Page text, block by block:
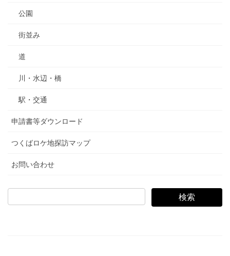
公園
街並み
道
川・水辺・橋
駅・交通
申請書等ダウンロード
つくばロケ地探訪マップ
お問い合わせ
索: